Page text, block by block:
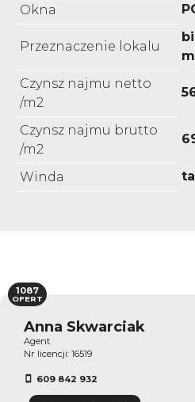
Okna
Przeznaczenie lokalu
Czynsz najmu netto
/m2
Czynsz najmu brutto
/m2
Winda
Anna Skwarciak
Agent
Nr licencji: 16519
609 842 932
1087
OFERT